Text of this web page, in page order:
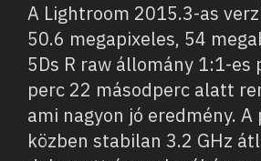
A Lightroom 2015.3-as
50.6 megapixeles, 54
5Ds R raw állomány 1:1-es
perc 22 másodperc alatt
ami nagyon jó eredmény. A
közben stabilan 3.2 GHz